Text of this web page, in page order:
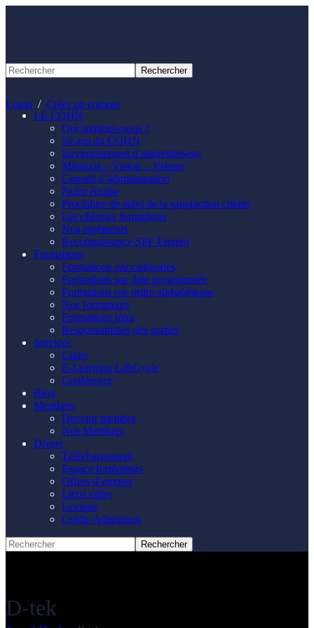
Login / Créer un compte
LE CQHN
Qui sommes-nous ?
50 ans du CQHN
Environnement d’apprentissage
Missions – Vision – Valeurs
Conseil d’administration
Notre équipe
Procédure de suivi de la satisfaction clients
Les chèques formations
Nos agréments
Reconnaissance SPF Emploi
Formations
Formations par catégories
Formations par date programmée
Formations par ordre alphabétique
Nos formateurs
Formations Intra
Responsabilités des parties
Services
Clubs
E-Learning LifeCycle
Conférence
Blog
Membres
Devenir membre
Nos Membres
Divers
Téléchargement
Espace formateurs
Offres d’emploi
Liens utiles
Lexique
Crédit-Adaptation
D-tek
Panneau de gestion des cookies